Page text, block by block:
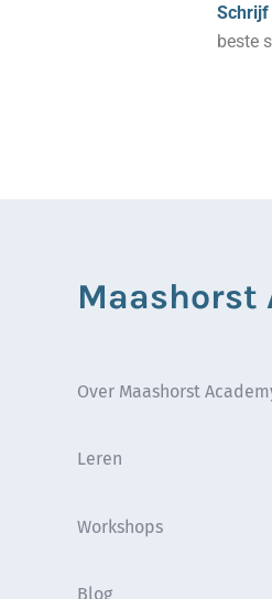
Schrijf
beste
Maashorst
Over Maashorst
Leren
Workshops
Blog